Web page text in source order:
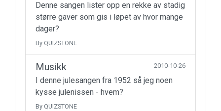
Denne sangen lister opp en rekke av stadig
større gaver som gis i løpet av hvor mange
dager?
By QUIZSTONE
Musikk 2010-10-26
I denne julesangen fra 1952 så jeg noen
kysse julenissen - hvem?
By QUIZSTONE